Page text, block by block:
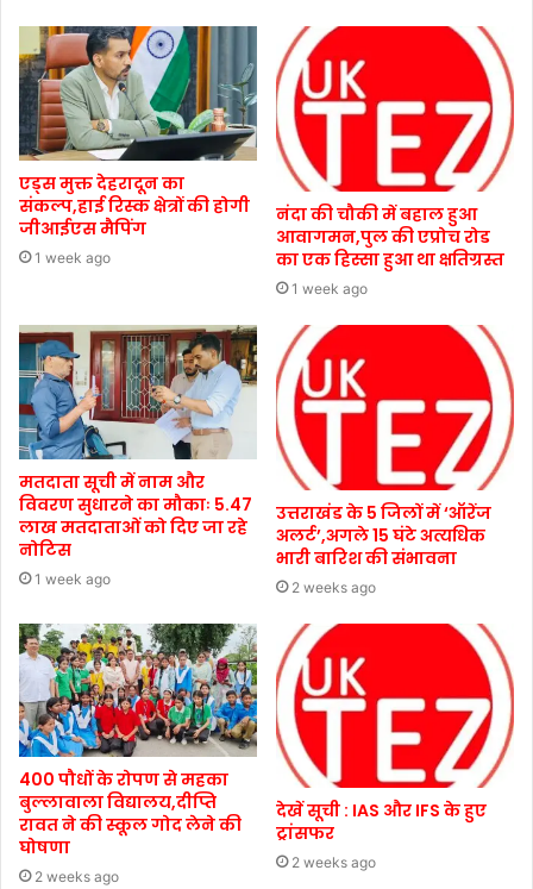
एड्स मुक्त देहरादून का
संकल्प,हाई रिस्क क्षेत्रों की होगी
जीआईएस मैपिंग
1 week ago
नंदा की चौकी में बहाल हुआ
आवागमन,पुल की एप्रोच रोड
का एक हिस्सा हुआ था क्षतिग्रस्त
1 week ago
मतदाता सूची में नाम और
विवरण सुधारने का मौकाः 5.47
लाख मतदाताओं को दिए जा रहे
नोटिस
1 week ago
उत्तराखंड के 5 जिलों में ‘ऑरेंज
अलर्ट’,अगले 15 घंटे अत्यधिक
भारी बारिश की संभावना
2 weeks ago
400 पौधों के रोपण से महका
बुल्लावाला विद्यालय,दीप्ति
रावत ने की स्कूल गोद लेने की
घोषणा
2 weeks ago
देखें सूची : IAS और IFS के हुए
ट्रांसफर
2 weeks ago